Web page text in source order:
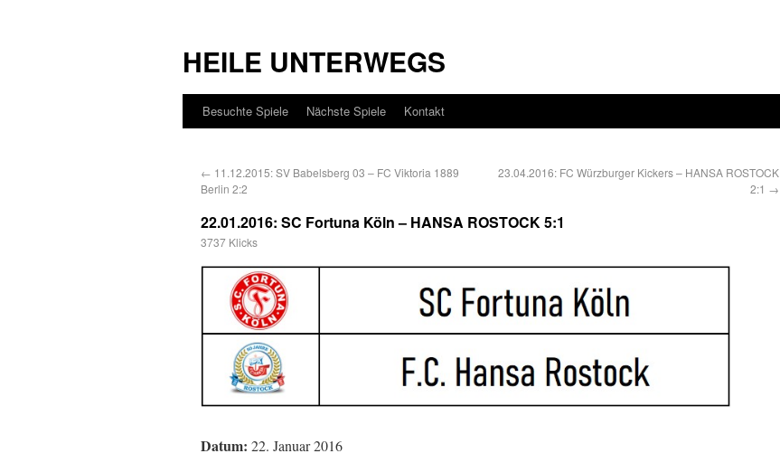
HEILE UNTERWEGS
Besuchte Spiele Nächste Spiele Kontakt
← 11.12.2015: SV Babelsberg 03 – FC Viktoria 1889
Berlin 2:2
23.04.2016: FC Würzburger Kickers – HANSA ROSTOCK
2:1 →
22.01.2016: SC Fortuna Köln – HANSA ROSTOCK 5:1
3737 Klicks
Datum: 22. Januar 2016